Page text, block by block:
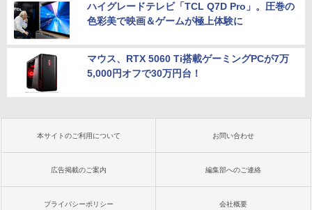
ハイグレードテレビ「TCL Q7D Pro」。圧巻の
色彩美で映画＆ゲームが極上体験に
マウス、RTX 5060 Ti搭載ゲーミングPCが7万
5,000円オフで30万円台！
本サイトのご利用について お問い合わせ
広告掲載のご案内 編集部へのご連絡
プライバシーポリシー 会社概要